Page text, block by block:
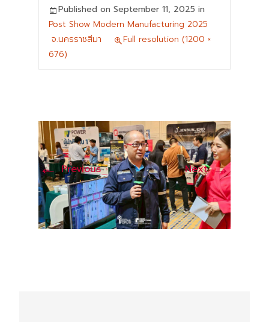
Published on September 11, 2025 in
Post Show Modern Manufacturing 2025
จ.นครราชสีมา
Full resolution (1200 ×
676)
←Previous Next→